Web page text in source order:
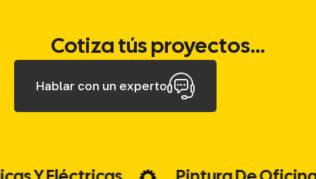
Cotiza tús proyectos...
Hablar con un experto